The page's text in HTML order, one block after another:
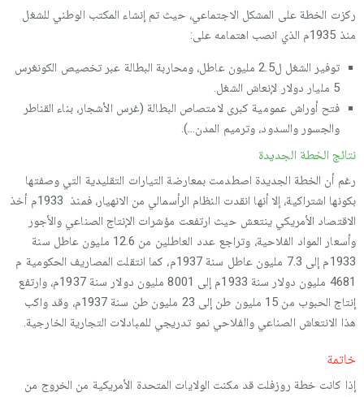
ركزت الخطة على المشكل الاجتماعي، حيث تم إنشاء المكتب الوطني للشغل
منذ 1935م الذي انصب اهتمامه على:
توفير الشغل ل2.5 مليون عاطل، ومحاربة البطالة عبر تخصيص الكونغرس
5 مليار دولار لإنعاش الشغل.
فتح أوراش عمومية كبرى لامتصاص البطالة (غرس الأشجار، بناء القناطر
والجسور والسدود، وترميم المدن...).
نتائج الخطة الجديدة
رغم أن الخطة الجديدة اصطدمت بمعارضة التيارات التقليدية التي وصفتها
بكونها اشتراكية، إلا أنها انقدت النظام الرأسمالي من الانهيار، فمنذ 1933م أخذ
الاقتصاد الأمريكي ينتعش حيث ارتفعت مؤشرات الإنتاج الصناعي والأجور
وأسعار المواد الفلاحية، وتراجع عدد العاطلين من 12.6 مليون عاطل سنة
1933م إلى 7.3 مليون عاطل سنة 1937م، كما انتقلت المصاريف الحكومية م
4681 مليون دولار سنة 1933م إلى 8001 مليون دولار سنة 1937م، وارتفع
إنتاج الحبوب من 15 مليون طن إلى 23 مليون طن سنة 1937م، وقد واكب
هذا الانتعاش الصناعي والفلاحي نمو تدريجي للمبادلات التجارية الخارجية.
خاتمة
إذا كانت خطة روزفلت قد مكنت الولايات المتحدة الأمريكية من الخروج من